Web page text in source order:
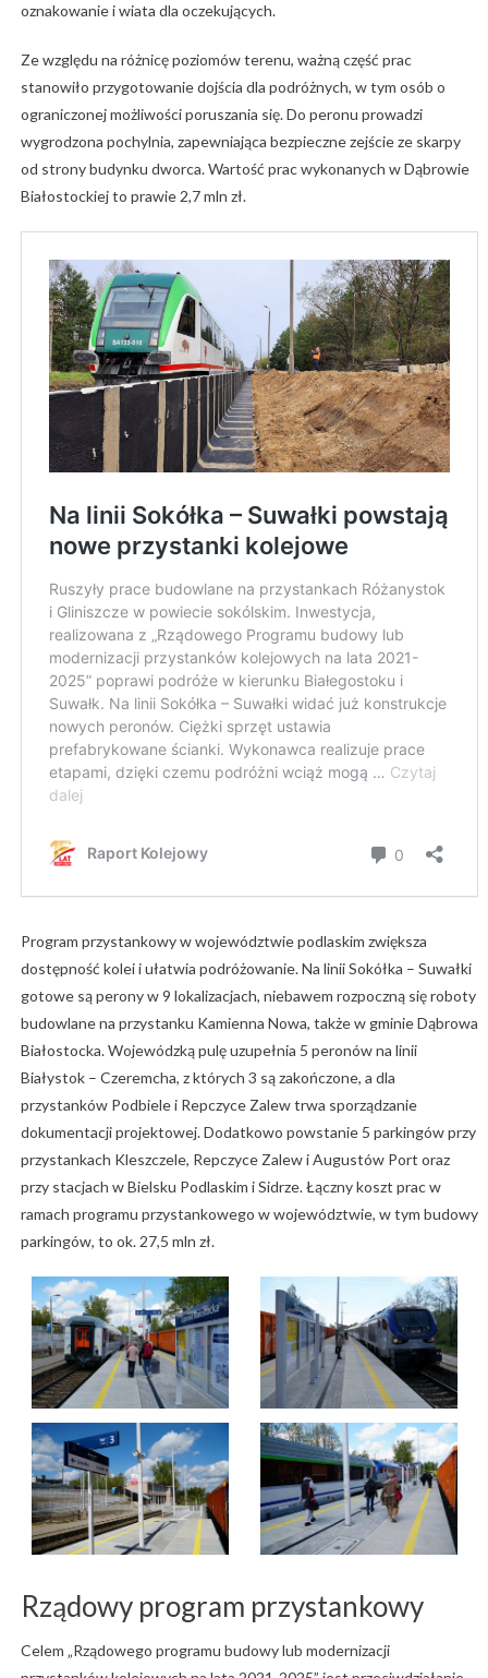
oznakowanie i wiata dla oczekujących.
Ze względu na różnicę poziomów terenu, ważną część prac
stanowiło przygotowanie dojścia dla podróżnych, w tym osób o
ograniczonej możliwości poruszania się. Do peronu prowadzi
wygrodzona pochylnia, zapewniająca bezpieczne zejście ze skarpy
od strony budynku dworca. Wartość prac wykonanych w Dąbrowie
Białostockiej to prawie 2,7 mln zł.
Program przystankowy w województwie podlaskim zwiększa
dostępność kolei i ułatwia podróżowanie. Na linii Sokółka – Suwałki
gotowe są perony w 9 lokalizacjach, niebawem rozpoczną się roboty
budowlane na przystanku Kamienna Nowa, także w gminie Dąbrowa
Białostocka. Wojewódzką pulę uzupełnia 5 peronów na linii
Białystok – Czeremcha, z których 3 są zakończone, a dla
przystanków Podbiele i Repczyce Zalew trwa sporządzanie
dokumentacji projektowej. Dodatkowo powstanie 5 parkingów przy
przystankach Kleszczele, Repczyce Zalew i Augustów Port oraz
przy stacjach w Bielsku Podlaskim i Sidrze. Łączny koszt prac w
ramach programu przystankowego w województwie, w tym budowy
parkingów, to ok. 27,5 mln zł.
Rządowy program przystankowy
Celem „Rządowego programu budowy lub modernizacji